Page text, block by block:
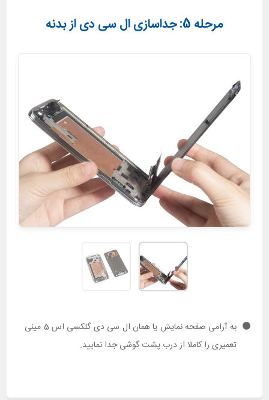
مرحله 5: جداسازی ال سی دی از بدنه
به آرامی صفحه نمایش یا همان ال سی دی گلکسی اس 5 مینی
تعمیری را کاملا از درب پشت گوشی جدا نمایید.